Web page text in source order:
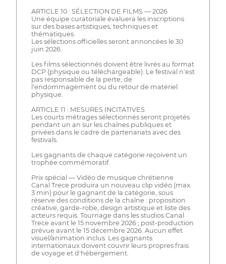
ARTICLE 10 : SÉLECTION DE FILMS — 2026
Une équipe curatoriale évaluera les inscriptions
sur des bases artistiques, techniques et
thématiques.
Les sélections officielles seront annoncées le 30
juin 2026.
Les films sélectionnés doivent être livrés au format
DCP (physique ou téléchargeable). Le festival n'est
pas responsable de la perte, de
l'endommagement ou du retour de matériel
physique.
ARTICLE 11 : MESURES INCITATIVES
Les courts métrages sélectionnés seront projetés
pendant un an sur les chaînes publiques et
privées dans le cadre de partenariats avec des
festivals.
Les gagnants de chaque catégorie reçoivent un
trophée commémoratif.
Prix spécial — Vidéo de musique chrétienne
Canal Trece produira un nouveau clip vidéo (max.
3 min) pour le gagnant de la catégorie, sous
réserve des conditions de la chaîne : proposition
créative, garde-robe, design artistique et liste des
acteurs requis. Tournage dans les studios Canal
Trece avant le 15 novembre 2026 ; post-production
prévue avant le 15 décembre 2026. Aucun effet
visuel/animation inclus. Les gagnants
internationaux doivent couvrir leurs propres frais
de voyage et d'hébergement.